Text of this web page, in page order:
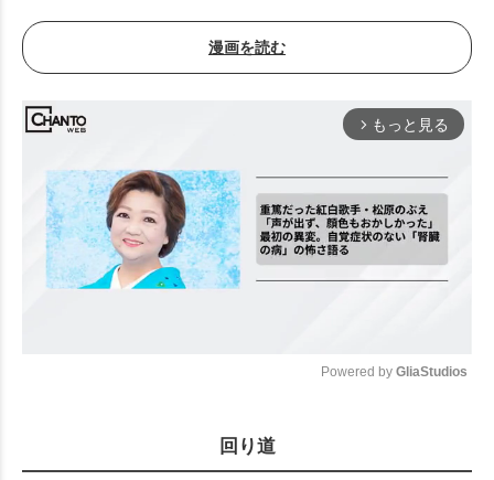
漫画を読む
arrow_forward_ios もっと見る
Powered by GliaStudios
回り道